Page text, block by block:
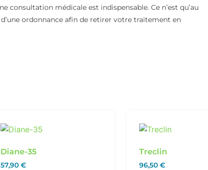
consultation médicale est indispensable. Ce n’est qu’au
ordonnance afin de retirer votre traitement en
Diane-35
57,90€
Treclin
96,50 €